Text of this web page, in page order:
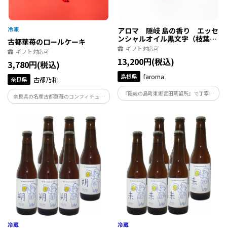
古都華苺のロールケーキ
ギフト対応可
3,780円(税込)
奈良県 古都乃和
奈良県の名産古都華苺のコンフィチュー
ル入りロールケーキ。 しっとりと焼き上
げたいちご生地にいちごクリームと古都
華苺のコンフィチュールを贅沢に使用し
た。奈良ならではのロールケーキ。
アロマ 隠岐 島の香り エッセ
ンシャルオイル黒文字（枝葉）
5mlギフト対応可
13,200円(税込)
島根県 faroma
『隠岐の島町東郷宮田蒸留所』で丁寧に
抽出した、希少なエッセンシャルオイ
香りを抽出しています。 ～樹木の凛とし
た強さと 趣ある華やかな いにしえの森の
香り～